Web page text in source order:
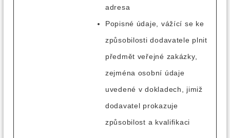
adresa
Popisné údaje, vážící se ke
způsobilosti dodavatele plnit
předmět veřejné zakázky,
zejména osobní údaje
uvedené v dokladech, jimiž
dodavatel prokazuje
způsobilost a kvalifikaci